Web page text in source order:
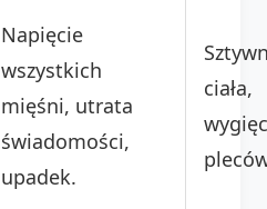
Napięcie
wszystkich
mięśni, utrata
świadomości,
upadek.
ciała,